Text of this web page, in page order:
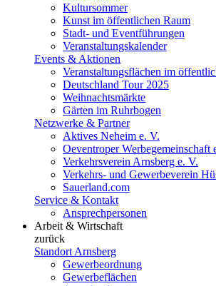
Kultursommer
Kunst im öffentlichen Raum
Stadt- und Eventführungen
Veranstaltungskalender
Events & Aktionen
Veranstaltungsflächen im
Deutschland Tour 2025
Weihnachtsmärkte
Gärten im Ruhrbogen
Netzwerke & Partner
Aktives Neheim e. V.
Oeventroper Werbegemeinschaft
Verkehrsverein Arnsberg e. V.
Verkehrs- und Gewerbeverein
Sauerland.com
Service & Kontakt
Ansprechpersonen
Arbeit & Wirtschaft
zurück
Standort Arnsberg
Gewerbeordnung
Gewerbeflächen